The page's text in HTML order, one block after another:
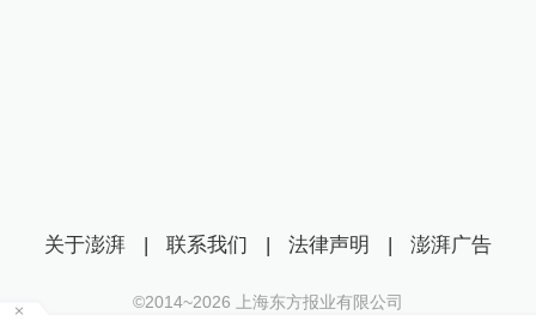
关于澎湃 | 联系我们 | 法律声明 | 澎湃广告
©2014~2026 上海东方报业有限公司